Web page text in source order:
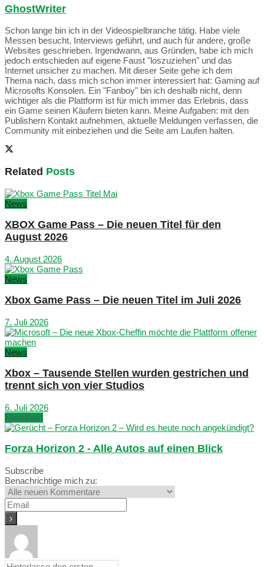
GhostWriter
Schon lange bin ich in der Videospielbranche tätig. Habe viele
Messen besucht, Interviews geführt, und auch für andere, große
Websites geschrieben. Irgendwann, aus Gründen, habe ich mich
jedoch entschieden auf eigene Faust "loszuziehen" und das
Internet unsicher zu machen. Mit dieser Seite gehe ich dem
Thema nach, dass mich schon immer interessiert hat: Gaming auf
Microsofts Konsolen. Ein "Fanboy" bin ich deshalb nicht, denn
wichtiger als die Plattform ist für mich immer das Erlebnis, dass
ein Game seinen Käufern bieten kann. Meine Aufgaben: mit den
Publishern Kontakt aufnehmen, aktuelle Meldungen verfassen, die
Community mit einbeziehen und die Seite am Laufen halten.
Related Posts
News
XBOX Game Pass – Die neuen Titel für den
August 2026
4. August 2026
News
Xbox Game Pass – Die neuen Titel im Juli 2026
7. Juli 2026
News
Xbox – Tausende Stellen wurden gestrichen und
trennt sich von vier Studios
6. Juli 2026
Next Post
Forza Horizon 2 - Alle Autos auf einen Blick
Subscribe
Benachrichtige mich zu: